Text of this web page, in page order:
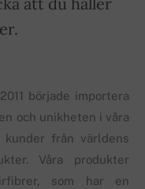
började importera
och unikheten i våra
från världens
Våra produkter
som har en